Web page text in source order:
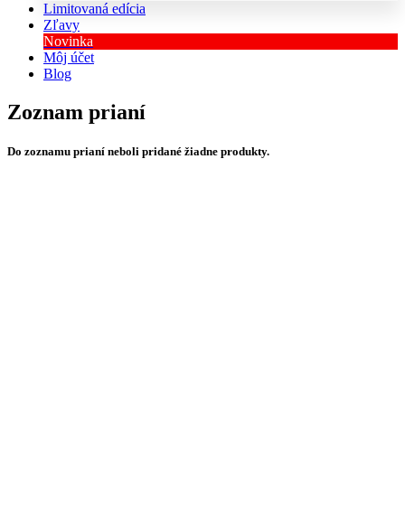
Limitovaná edícia
Zľavy
Novinka
Môj účet
Blog
Zoznam prianí
Do zoznamu prianí neboli pridané žiadne produkty.